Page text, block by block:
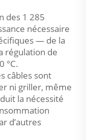
des 1 285
nécessaire
— de la
régulation de
°C.
câbles sont
ni griller, même
la nécessité
d’autres